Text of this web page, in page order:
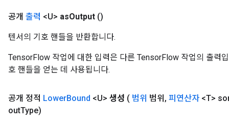
공개 출력 <U> asOutput ()
텐서의 기호 핸들을 반환합니다.
TensorFlow 작업에 대한 입력은 다른 TensorFlow 작업의 출력
호 핸들을 얻는 데 사용됩니다.
공개 정적 LowerBound <U> 생성 ( 범위 범위 , 피연산자 <T>
outType)